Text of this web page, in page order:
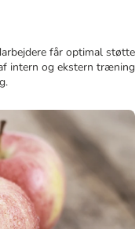
får optimal støtte
intern og ekstern træning